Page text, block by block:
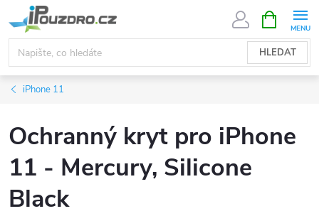
na
obsah
HLEDAT
NÁKUPNÍ
KOŠÍK
iPhone 11
Ochranný kryt pro iPhone
11 - Mercury, Silicone
Black